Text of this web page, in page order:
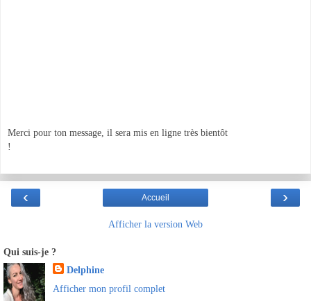
Merci pour ton message, il sera mis en ligne très bientôt
!
‹ ›
Accueil
Afficher la version Web
Qui suis-je ?
Delphine
Afficher mon profil complet